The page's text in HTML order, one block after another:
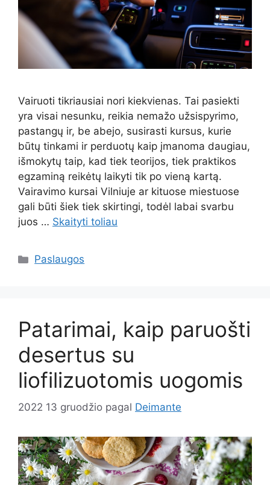
Vairuoti tikriausiai nori kiekvienas. Tai pasiekti
yra visai nesunku, reikia nemažo užsispyrimo,
pastangų ir, be abejo, susirasti kursus, kurie
būtų tinkami ir perduotų kaip įmanoma daugiau,
išmokytų taip, kad tiek teorijos, tiek praktikos
egzaminą reikėtų laikyti tik po vieną kartą.
Vairavimo kursai Vilniuje ar kituose miestuose
gali būti šiek tiek skirtingi, todėl labai svarbu
juos … Skaityti toliau
Kategorijos
Paslaugos
Patarimai, kaip paruošti
desertus su
liofilizuotomis uogomis
2022 13 gruodžio pagal Deimante